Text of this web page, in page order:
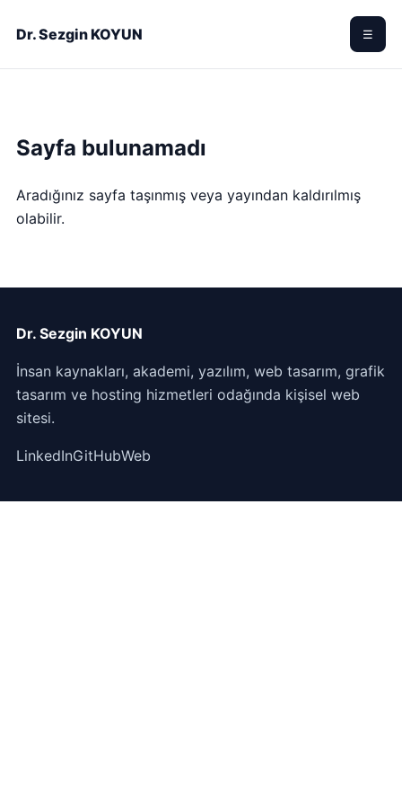
Dr. Sezgin KOYUN ☰
Sayfa bulunamadı
Aradığınız sayfa taşınmış veya yayından kaldırılmış
olabilir.
Dr. Sezgin KOYUN
İnsan kaynakları, akademi, yazılım, web tasarım, grafik
tasarım ve hosting hizmetleri odağında kişisel web
sitesi.
LinkedInGitHubWeb